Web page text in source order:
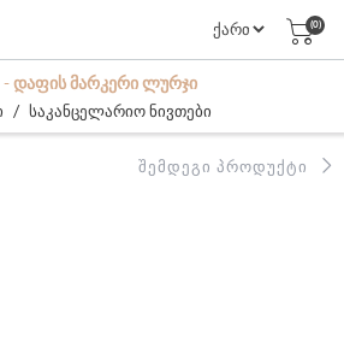
(0)
- ᲓᲐᲤᲘᲡ ᲛᲐᲠᲙᲔᲠᲘ ᲚᲣᲠᲯᲘ
/ საკანცელარიო ნივთები
ᲨᲔᲛᲓᲔᲒᲘ ᲞᲠᲝᲓᲣᲥᲢᲘ